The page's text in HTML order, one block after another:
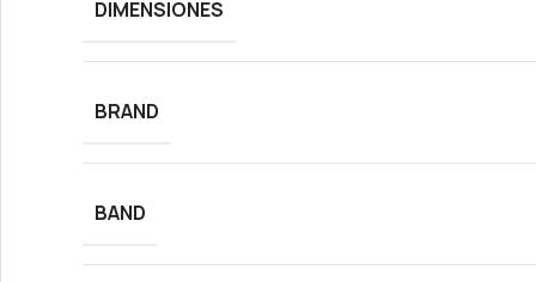
DIMENSIONES
BRAND
BAND